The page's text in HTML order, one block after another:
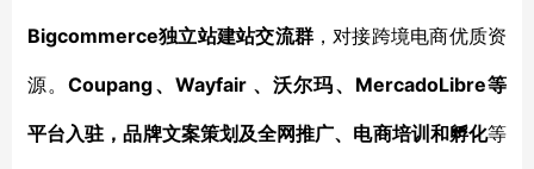
Bigcommerce独立站建站交流群 ，对接跨境电商优质资
源。Coupang、Wayfair 、沃尔玛、MercadoLibre等
平台入驻，品牌文案策划及全网推广、电商培训和孵化等